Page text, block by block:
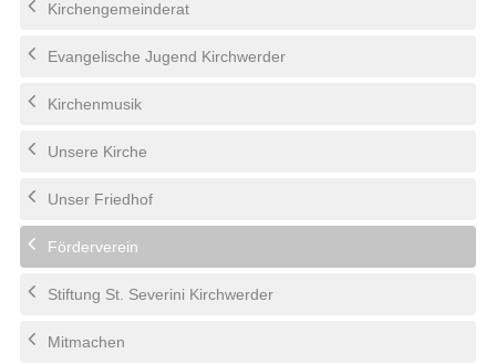
Kirchengemeinderat
Evangelische Jugend Kirchwerder
Kirchenmusik
Unsere Kirche
Unser Friedhof
Förderverein
Stiftung St. Severini Kirchwerder
Mitmachen